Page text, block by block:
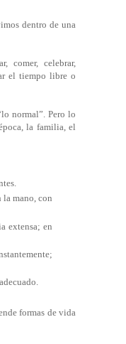
dentro de una
comer, celebrar,
el tiempo libre o
normal”. Pero lo
la familia, el
la mano, con
extensa; en
formas de vida